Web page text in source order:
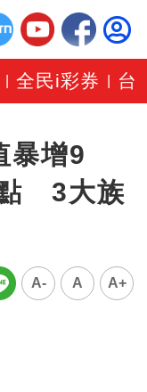
|全民i彩券 台
暴增9
3大族
A- A A+